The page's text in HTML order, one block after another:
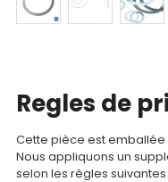
compte
panier
Contact
Regles de
Cette pièce est
Nous appliquons un
selon les règles suivantes